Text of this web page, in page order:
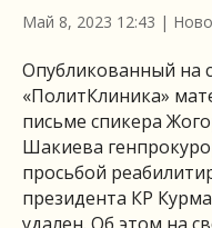
Май 8, 2023 12:43 |
Опубликованный на
«ПолитКлиника»
письме спикера
Шакиева
просьбой
президента КР